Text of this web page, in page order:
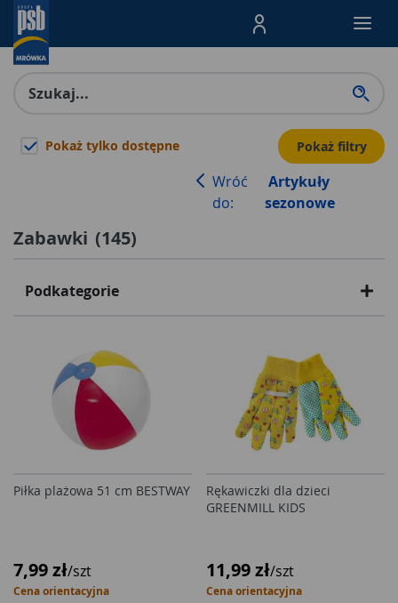
Menu Produktów,
Pokaż tylko dostępne Pokaż filtry
Wróć
do:
Artykuły
sezonowe
Zabawki (145)
Podkategorie
Piłka plażowa 51 cm BESTWAY
7,99 zł/szt
Cena orientacyjna
Rękawiczki dla dzieci
GREENMILL KIDS
11,99 zł/szt
Cena orientacyjna